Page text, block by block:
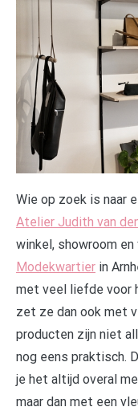
Wie op zoek is naar
Atelier Judith van
winkel, showroom
Modekwartier in
met veel liefde voor
zet ze dan ook met
producten zijn niet
nog eens praktisch.
je het altijd overal
maar dan met een